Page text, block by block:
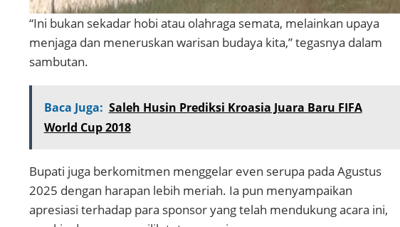
“Ini bukan sekadar hobi atau olahraga semata, melainkan upaya
menjaga dan meneruskan warisan budaya kita,” tegasnya dalam
sambutan.
Baca Juga: Saleh Husin Prediksi Kroasia Juara Baru FIFA
World Cup 2018
Bupati juga berkomitmen menggelar even serupa pada Agustus
2025 dengan harapan lebih meriah. Ia pun menyampaikan
apresiasi terhadap para sponsor yang telah mendukung acara ini,